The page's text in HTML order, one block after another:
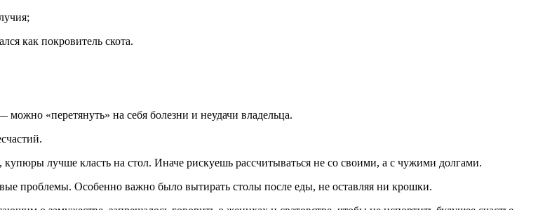
как покровитель скота.
можно «перетянуть» на себя болезни и неудачи владельца.
лучше класть на стол. Иначе рискуешь рассчитываться не со своими, а с чужими долгами.
проблемы. Особенно важно было вытирать столы после еды, не оставляя ни крошки.